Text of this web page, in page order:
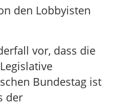
den Lobbyisten
vor, dass die
Bundestag ist
der